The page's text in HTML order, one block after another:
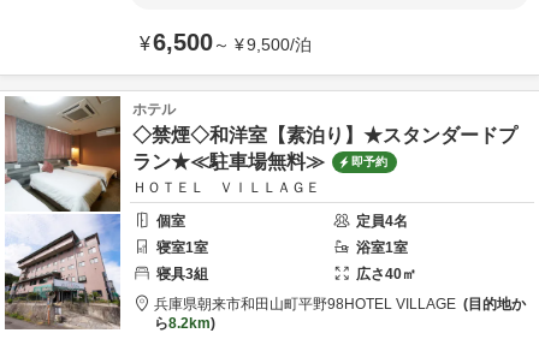
¥6,500～ ¥9,500/泊
ホテル
◇禁煙◇和洋室【素泊り】★スタンダードプ
ラン★≪駐車場無料≫
即予約
ＨＯＴＥＬ ＶＩＬＬＡＧＥ
個室
定員4名
寝室1室 浴室1室
寝具3組 広さ40㎡
兵庫県朝来市和田山町平野98HOTEL VILLAGE
目的地か
ら8.2km